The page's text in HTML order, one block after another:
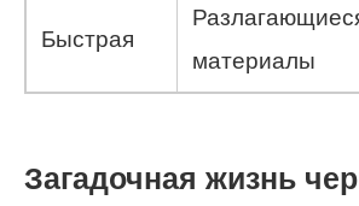
Быстрая
материалы
Загадочная жизнь